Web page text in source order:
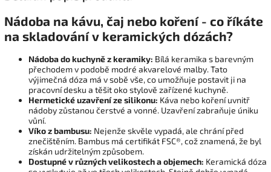
Nádoba na kávu, čaj nebo koření - co říkáte
na skladování v keramických dózách?
Nádoba do kuchyně z keramiky: Bílá keramika s barevným
přechodem v podobě modré akvarelové malby. Tato
výjimečná dóza má v sobě vše, co umožňuje postavit ji na
pracovní desku a těšit oko stylově zařízené kuchyně.
Hermetické uzavření ze silikonu: Káva nebo koření uvnitř
nádoby zůstanou čerstvé a vonné. Uzavření zabraňuje úniku
vůní.
Víko z bambusu: Nejenže skvěle vypadá, ale chrání před
znečištěním. Bambus má certifikát FSC®, což znamená, že byl
získán udržitelným způsobem.
Dostupné v různých velikostech a objemech: Keramická dóza